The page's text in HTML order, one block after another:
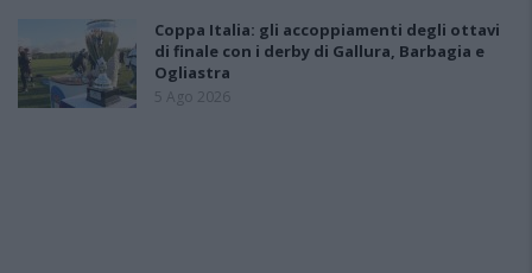
Coppa Italia: gli accoppiamenti degli ottavi
di finale con i derby di Gallura, Barbagia e
Ogliastra
5 Ago 2026